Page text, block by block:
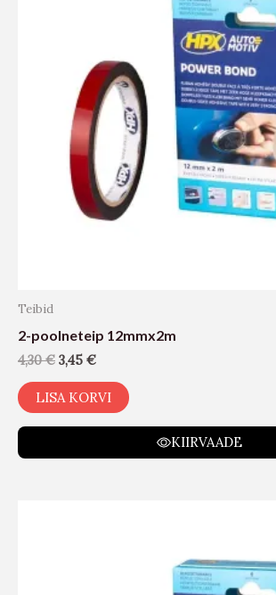
Teibid
2-poolneteip 12mmx2m
4,30€ 3,45 €
LISA KORVI
KIIRVAADE